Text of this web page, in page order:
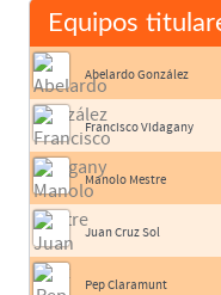
Equipos
Abelardo González
Francisco Vidagany
Manolo Mestre
Juan Cruz Sol
Pep Claramunt